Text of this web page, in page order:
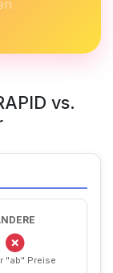
vs.
"ab" Preise